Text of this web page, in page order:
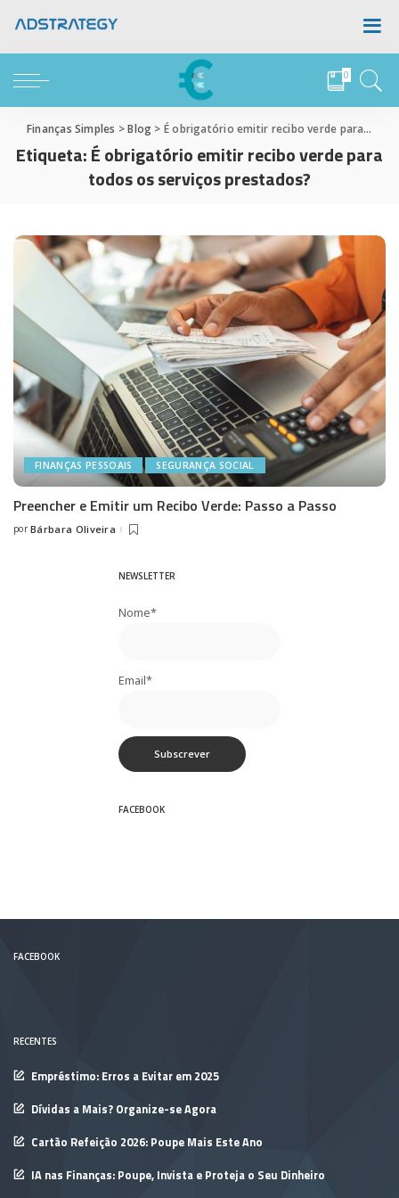
0
Finanças Simples >Blog > É obrigatório emitir recibo verde para todos os serviços prestados?
Etiqueta:É obrigatório emitir recibo verde para
todos os serviços prestados?
FINANÇAS PESSOAIS SEGURANÇA SOCIAL
Preencher e Emitir um Recibo Verde: Passo a Passo
Posted
por Bárbara Oliveira
NEWSLETTER
Nome*
Email*
FACEBOOK
FACEBOOK
RECENTES
Empréstimo: Erros a Evitar em 2025
Dívidas a Mais? Organize-se Agora
Cartão Refeição 2026: Poupe Mais Este Ano
IA nas Finanças: Poupe, Invista e Proteja o Seu Dinheiro